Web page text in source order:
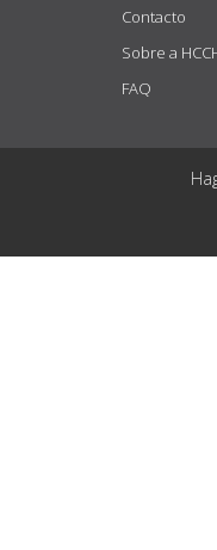
Contacto
Sobre a
FAQ